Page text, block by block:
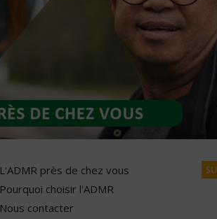
L'ADMR près de chez vous
Pourquoi choisir l'ADMR
Nous contacter